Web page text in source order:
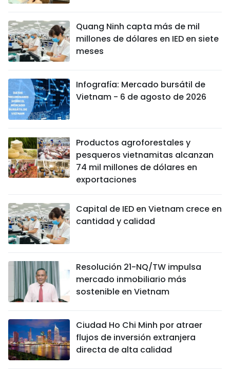
Quang Ninh capta más de mil
millones de dólares en IED en siete
meses
Infografía: Mercado bursátil de
Vietnam - 6 de agosto de 2026
Productos agroforestales y
pesqueros vietnamitas alcanzan
74 mil millones de dólares en
exportaciones
Capital de IED en Vietnam crece en
cantidad y calidad
Resolución 21-NQ/TW impulsa
mercado inmobiliario más
sostenible en Vietnam
Ciudad Ho Chi Minh por atraer
flujos de inversión extranjera
directa de alta calidad